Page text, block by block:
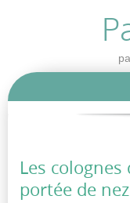
Les
portée de nez